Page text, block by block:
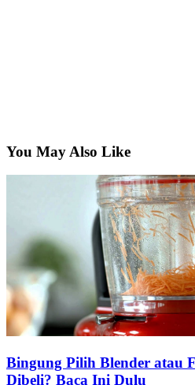
You May Also Like
Bingung Pilih Blender atau
Dibeli? Baca Ini Dulu